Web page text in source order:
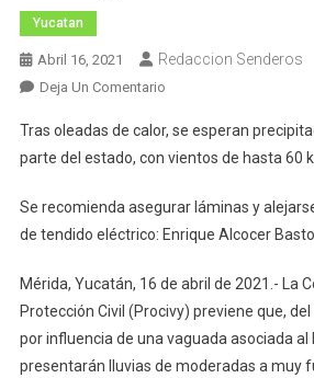
Yucatan
Abril 16, 2021 Redaccion Senderos
Deja Un ComentarioEn
Anuncia
La
De
Fuertes
A
Partir
De
Este
Tras oleadas de calor, se esperan
parte del estado, con vientos de hasta 60
Se recomienda asegurar láminas y
de tendido eléctrico: Enrique Alcocer Basto.
Mérida, Yucatán, 16 de abril de 2021.- La
Protección Civil (Procivy) previene que,
por influencia de una vaguada asociada al
presentarán lluvias de moderadas a muy